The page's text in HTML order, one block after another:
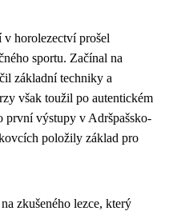
v horolezectví prošel
sportu. Začínal na
základní techniky a
však toužil po autentickém
první výstupy v Adršpašsko-
položily základ pro
zkušeného lezce, který